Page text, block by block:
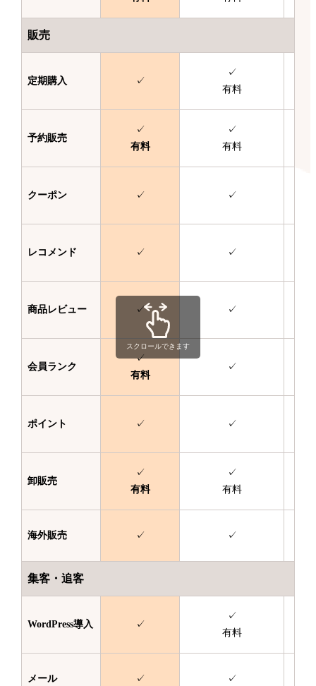
販売
定期購入 ✓
✓
有料
予約販売
✓
有料
✓
有料
クーポン ✓ ✓
レコメンド ✓ ✓
商品レビュー ✓ ✓
会員ランク
✓
有料
✓
ポイント ✓ ✓
卸販売
✓
有料
✓
有料
海外販売 ✓ ✓
集客・追客
WordPress導入 ✓
✓
有料
メール
✓
✓
スクロールできます